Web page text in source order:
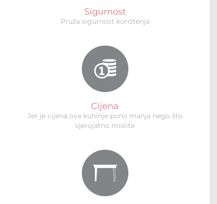
Sigurnost
Pruža sigurnost korištenja
Cijena
Jer je cijena ove kuhinje puno manja nego što
vjerojatno mislite